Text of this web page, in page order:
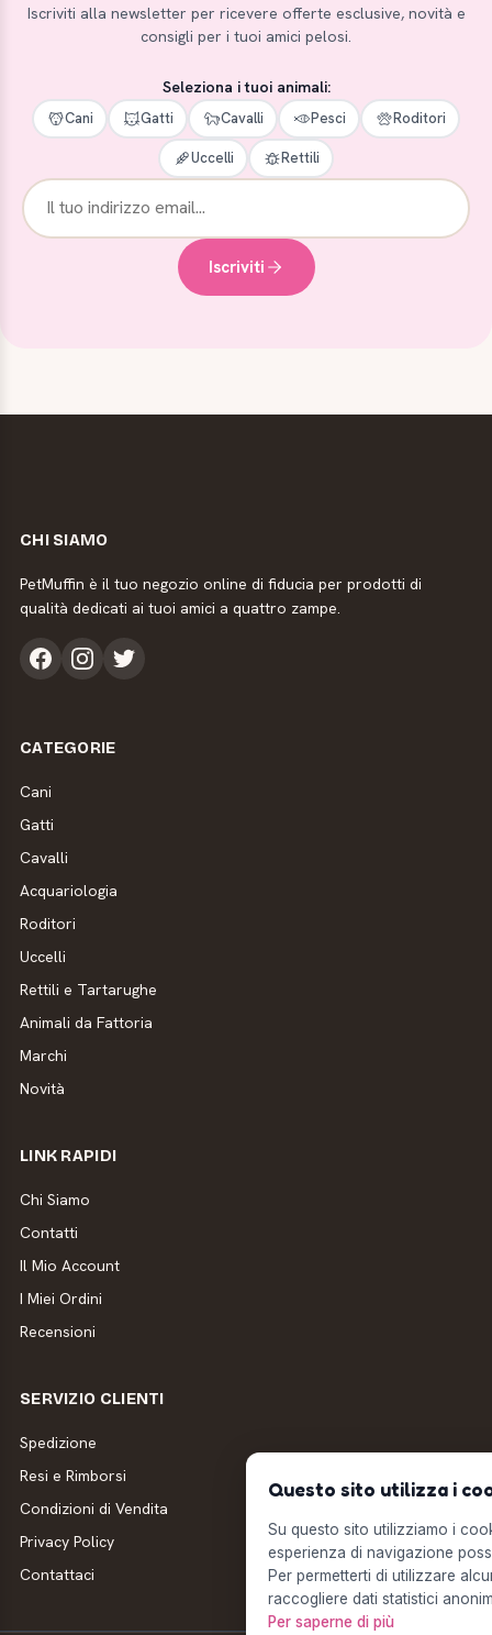
Iscriviti alla newsletter per ricevere offerte esclusive, novità e
consigli per i tuoi amici pelosi.
Seleziona i tuoi animali:
Cani Gatti Cavalli Pesci Roditori
Uccelli Rettili
Iscriviti
CHI SIAMO
PetMuffin è il tuo negozio online di fiducia per prodotti di
qualità dedicati ai tuoi amici a quattro zampe.
CATEGORIE
Cani
Gatti
Cavalli
Acquariologia
Roditori
Uccelli
Rettili e Tartarughe
Animali da Fattoria
Marchi
Novità
LINK RAPIDI
Chi Siamo
Contatti
Il Mio Account
I Miei Ordini
Recensioni
SERVIZIO CLIENTI
Spedizione
Resi e Rimborsi
Condizioni di Vendita
Privacy Policy
Contattaci
Questo sito utilizza i
Su questo sito utilizziamo i
esperienza di navigazione
Per permetterti di utilizzare
raccogliere dati statistici
Per saperne di più